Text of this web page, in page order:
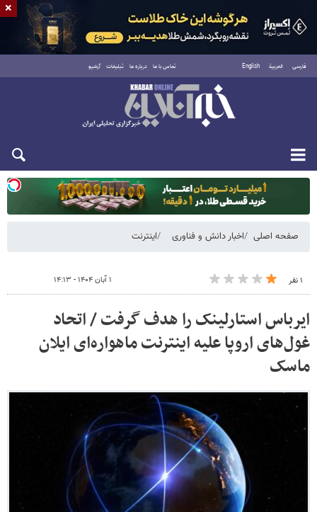
فارسی العربية English تماس با ما درباره ما تبلیغات آرشیو
دوشنبه ۱۹ مرداد ۱۴۰۵
صفحه اصلی اخبار دانش و فناوری اینترنت
۱ نفر ۱ آبان ۱۴۰۴ - ۱۴:۱۳
ایرباس استارلینک را هدف گرفت / اتحاد
غول‌های اروپا علیه اینترنت ماهواره‌ای ایلان
ماسک
×